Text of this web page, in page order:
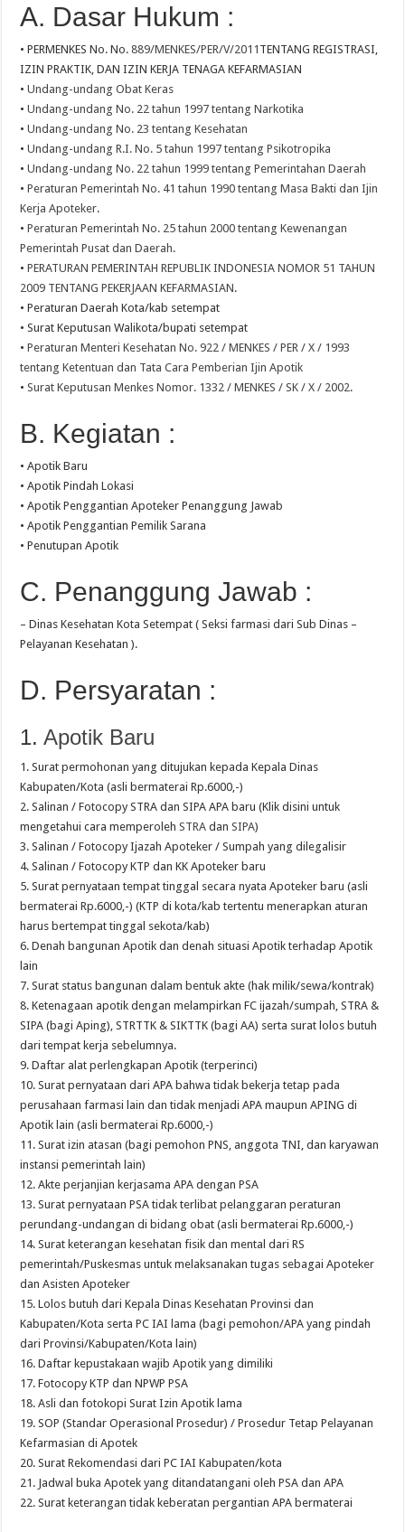
A. Dasar Hukum :
• PERMENKES No. No.889/MENKES/PER/V/2011 TENTANG REGISTRASI,
IZIN PRAKTIK, DAN IZIN KERJA TENAGA KEFARMASIAN
•Undang-undang Obat Keras
•Undang-undang No. 22 tahun 1997 tentang Narkotika
•Undang-undang No. 23 tentang Kesehatan
•Undang-undang R.I. No. 5 tahun 1997 tentang Psikotropika
•Undang-undang No. 22 tahun 1999 tentang Pemerintahan Daerah
•Peraturan Pemerintah No. 41 tahun 1990 tentang Masa Bakti dan Ijin
Kerja Apoteker.
•Peraturan Pemerintah No. 25 tahun 2000 tentang Kewenangan
Pemerintah Pusat dan Daerah.
•PERATURAN PEMERINTAH REPUBLIK INDONESIA NOMOR 51 TAHUN
2009 TENTANG PEKERJAAN KEFARMASIAN.
• Peraturan Daerah Kota/kab setempat
• Surat Keputusan Walikota/bupati setempat
•Peraturan Menteri Kesehatan No. 922 / MENKES / PER / X / 1993
tentang Ketentuan dan Tata Cara Pemberian Ijin Apotik
•Surat Keputusan Menkes Nomor. 1332 / MENKES / SK / X / 2002.
B. Kegiatan :
• Apotik Baru
• Apotik Pindah Lokasi
• Apotik Penggantian Apoteker Penanggung Jawab
• Apotik Penggantian Pemilik Sarana
• Penutupan Apotik
C. Penanggung Jawab :
– Dinas Kesehatan Kota Setempat ( Seksi farmasi dari Sub Dinas –
Pelayanan Kesehatan ).
D. Persyaratan :
1.Apotik Baru
1. Surat permohonan yang ditujukan kepada Kepala Dinas
Kabupaten/Kota (asli bermaterai Rp.6000,-)
2. Salinan / Fotocopy STRA dan SIPA APA baru (Klik disini untuk
mengetahui cara memperolehSTRA danSIPA)
3. Salinan / Fotocopy Ijazah Apoteker / Sumpah yang dilegalisir
4. Salinan / Fotocopy KTP dan KK Apoteker baru
5. Surat pernyataan tempat tinggal secara nyata Apoteker baru (asli
bermaterai Rp.6000,-) (KTP di kota/kab tertentu menerapkan aturan
harus bertempat tinggal sekota/kab)
6. Denah bangunan Apotik dan denah situasi Apotik terhadap Apotik
lain
7. Surat status bangunan dalam bentuk akte (hak milik/sewa/kontrak)
8. Ketenagaan apotik dengan melampirkan FC ijazah/sumpah, STRA &
SIPA (bagi Aping), STRTTK & SIKTTK (bagi AA) serta surat lolos butuh
dari tempat kerja sebelumnya.
9. Daftar alat perlengkapan Apotik (terperinci)
10. Surat pernyataan dari APA bahwa tidak bekerja tetap pada
perusahaan farmasi lain dan tidak menjadi APA maupun APING di
Apotik lain (asli bermaterai Rp.6000,-)
11. Surat izin atasan (bagi pemohon PNS, anggota TNI, dan karyawan
instansi pemerintah lain)
12. Akte perjanjian kerjasama APA dengan PSA
13. Surat pernyataan PSA tidak terlibat pelanggaran peraturan
perundang-undangan di bidang obat (asli bermaterai Rp.6000,-)
14. Surat keterangan kesehatan fisik dan mental dari RS
pemerintah/Puskesmas untuk melaksanakan tugas sebagai Apoteker
dan Asisten Apoteker
15. Lolos butuh dari Kepala Dinas Kesehatan Provinsi dan
Kabupaten/Kota serta PC IAI lama (bagi pemohon/APA yang pindah
dari Provinsi/Kabupaten/Kota lain)
16. Daftar kepustakaan wajib Apotik yang dimiliki
17. Fotocopy KTP dan NPWP PSA
18. Asli dan fotokopi Surat Izin Apotik lama
19. SOP (Standar Operasional Prosedur) / Prosedur Tetap Pelayanan
Kefarmasian di Apotek
20. Surat Rekomendasi dari PC IAI Kabupaten/kota
21. Jadwal buka Apotek yang ditandatangani oleh PSA dan APA
22. Surat keterangan tidak keberatan pergantian APA bermaterai